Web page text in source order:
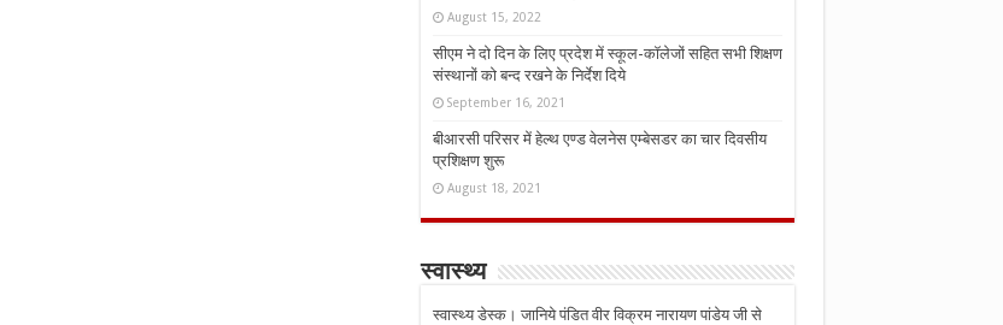
August 15, 2022
सीएम ने दो दिन के लिए प्रदेश में स्कूल-कॉलेजों सहित सभी शिक्षण
संस्थानों को बन्द रखने के निर्देश दिये
September 16, 2021
बीआरसी परिसर में हेल्थ एण्ड वेलनेस एम्बेसडर का चार दिवसीय
प्रशिक्षण शुरू
August 18, 2021
स्वास्थ्य
स्वास्थ्य डेस्क। जानिये पंडित वीर विक्रम नारायण पांडेय जी से